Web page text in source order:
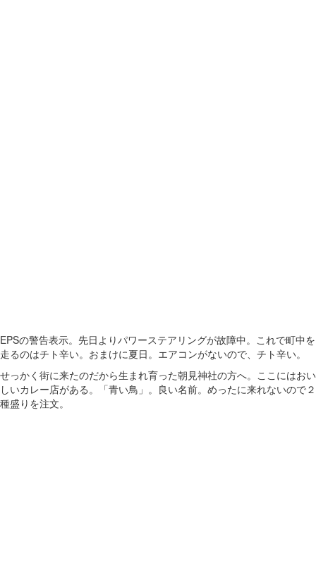
EPSの警告表示。先日よりパワーステアリングが故障中。これで町中を
走るのはチト辛い。おまけに夏日。エアコンがないので、チト辛い。
せっかく街に来たのだから生まれ育った朝見神社の方へ。ここにはおい
しいカレー店がある。「青い鳥」。良い名前。めったに来れないので２
種盛りを注文。